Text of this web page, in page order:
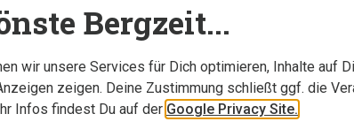
Du sparst 29% Du sparst
Bergzeit...
wir unsere Services für Dich optimieren, Inhalte auf
zeigen. Deine Zustimmung schließt ggf. die
Infos findest Du auf der Google Privacy Site.